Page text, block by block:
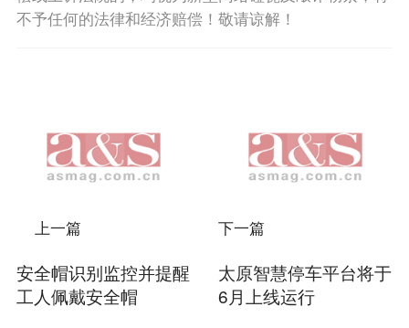
不予任何的法律和经济赔偿！敬请谅解！
上一篇
安全帽识别监控并提醒
工人佩戴安全帽
下一篇
太原智慧停车平台将于
6月上线运行